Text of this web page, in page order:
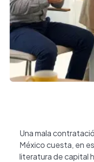
Una mala
México cuesta, en
literatura de capital